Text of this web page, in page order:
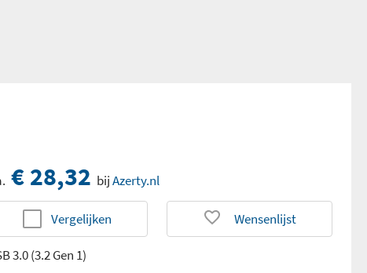
€ 28,32 bijAzerty.nl
Vergelijken Wensenlijst
3.0 (3.2 Gen 1)